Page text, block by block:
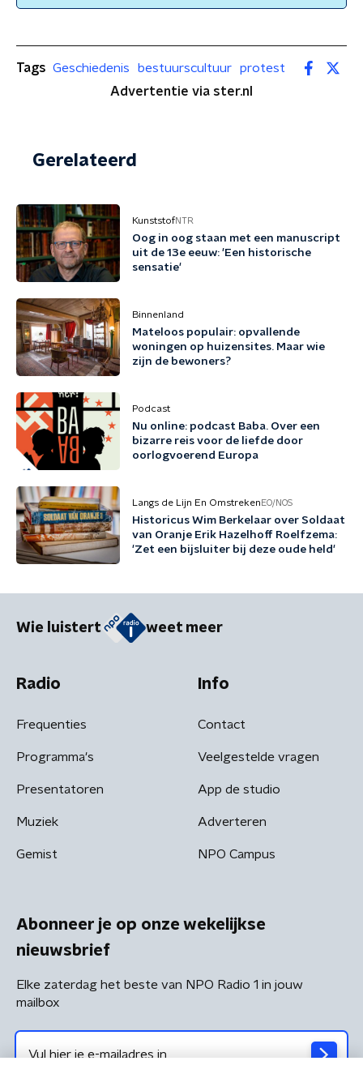
Tags Geschiedenis bestuurscultuur
protest
Advertentie via ster.nl
Gerelateerd
KunststofNTR
Oog in oog staan met een manuscript
uit de 13e eeuw: 'Een historische
sensatie'
Binnenland
Mateloos populair: opvallende
woningen op huizensites. Maar wie
zijn de bewoners?
Podcast
Nu online: podcast Baba. Over een
bizarre reis voor de liefde door
oorlogvoerend Europa
Langs de Lijn En Omstreken EO/NOS
Historicus Wim Berkelaar over Soldaat
van Oranje Erik Hazelhoff Roelfzema:
'Zet een bijsluiter bij deze oude held'
Wie luistert weet meer
Radio
Frequenties
Programma's
Presentatoren
Muziek
Gemist
Info
Contact
Veelgestelde vragen
App de studio
Adverteren
NPO Campus
Abonneer je op onze wekelijkse
nieuwsbrief
Elke zaterdag het beste van NPO Radio 1 in jouw
mailbox